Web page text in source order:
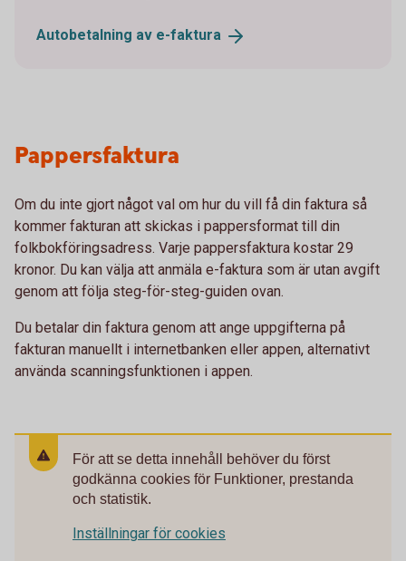
Autobetalning av e-faktura
Pappersfaktura
Om du inte gjort något val om hur du vill få din faktura så
kommer fakturan att skickas i pappersformat till din
folkbokföringsadress. Varje pappersfaktura kostar 29
kronor. Du kan välja att anmäla e-faktura som är utan avgift
genom att följa steg-för-steg-guiden ovan.
Du betalar din faktura genom att ange uppgifterna på
fakturan manuellt i internetbanken eller appen, alternativt
använda scanningsfunktionen i appen.
För att se detta innehåll behöver du först
godkänna cookies för Funktioner, prestanda
och statistik.
Inställningar för cookies